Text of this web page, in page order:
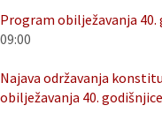
Program obilježavanja 40.
09:00
Najava održavanja
obilježavanja 40.